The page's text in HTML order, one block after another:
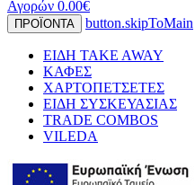
Αγορών 0.00€
ΠΡΟΪΟΝΤΑ button.skipToMain
ΕΙΔΗ TAKE AWAY
ΚΑΦΕΣ
ΧΑΡΤΟΠΕΤΣΕΤΕΣ
ΕΙΔΗ ΣΥΣΚΕΥΑΣΙΑΣ
TRADE COMBOS
VILEDA